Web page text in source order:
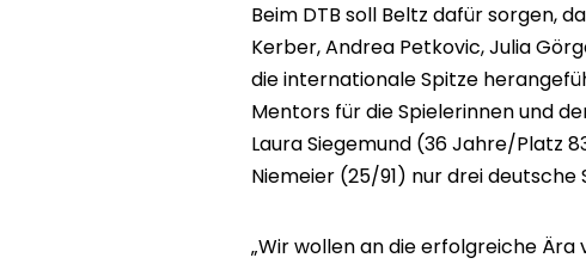
Beim DTB soll Beltz dafür sorgen,
Kerber, Andrea Petkovic, Julia
die internationale Spitze
Mentors für die Spielerinnen und
Laura Siegemund (36 Jahre/Platz
Niemeier (25/91) nur drei deutsche
„Wir wollen an die erfolgreiche Ära